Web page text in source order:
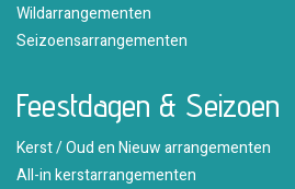
Wildarrangementen
Seizoensarrangementen
Feestdagen & Seizoen
Kerst / Oud en Nieuw arrangementen
All-in kerstarrangementen